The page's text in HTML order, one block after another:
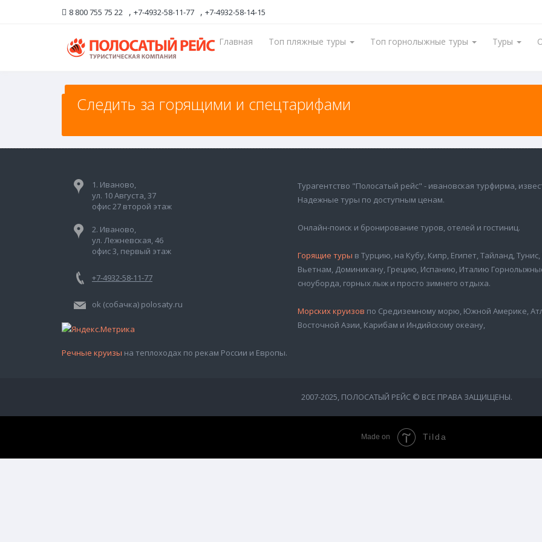
8 800 755 75 22 , +7-4932-58-11-77 , +7-4932-58-14-15
Главная Топ пляжные туры Топ горнолыжные туры Туры
Следить за горящими и спецтарифами
Следить за горящими и спецтарифами
1. Иваново,
ул. 10 Августа, 37
офис 27 второй этаж
2. Иваново,
ул. Лежневская, 46
офис 3, первый этаж
+7-4932-58-11-77
ok (собачка) polosaty.ru
Турагентство "Полосатый рейс" - ивановская турфирма,
Надежные туры по доступным ценам.
Онлайн-поиск и бронирование туров, отелей и гостиниц.
Горящие туры в Турцию, на Кубу, Кипр, Египет, Тайланд,
Вьетнам, Доминикану, Грецию, Испанию, Италию
сноуборда, горных лыж и просто зимнего отдыха.
Морских круизов по Средиземному морю, Южной Америке,
Восточной Азии, Карибам и Индийскому океану,
Речные круизы на теплоходах по рекам России и Европы.
2007-2025, ПОЛОСАТЫЙ РЕЙС © ВСЕ ПРАВА ЗАЩИЩЕНЫ.
Made on Tilda